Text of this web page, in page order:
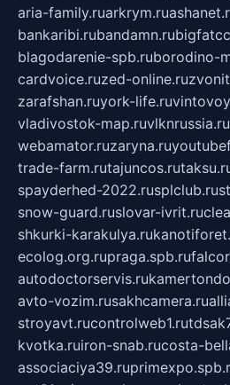
aria-family.ruarkrym.ru
bankaribi.rubandamn.ru
blagodarenie-spb.ruborodino-
cardvoice.ruzed-online.ru
zarafshan.ruyork-life.ru
vladivostok-map.ruvlknrussia.ru
webamator.ruzaryna.ru
trade-farm.rutajuncos.ru
spayderhed-2022.rusplclub.ru
snow-guard.ruslovar-ivrit.ru
shkurki-karakulya.ru
ecolog.org.rupraga.spb.ru
autodoctorservis.ru
avto-vozim.rusakhcamera.ru
stroyavt.rucontrolweb1.ru
kvotka.ruiron-snab.rucosta-
associaciya39.ru